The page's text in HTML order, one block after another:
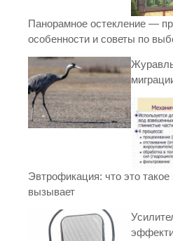
Панорамное остекление —
особенности и советы по
Эвтрофикация: что это
вызывает